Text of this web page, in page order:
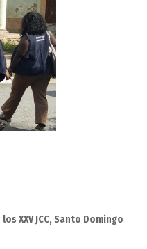
XXV JCC, Santo Domingo